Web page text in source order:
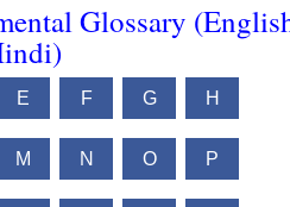
Glossary
E F G H
M N O P